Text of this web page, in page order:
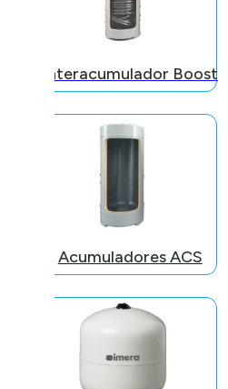
Interacumulador Boost
Acumuladores ACS